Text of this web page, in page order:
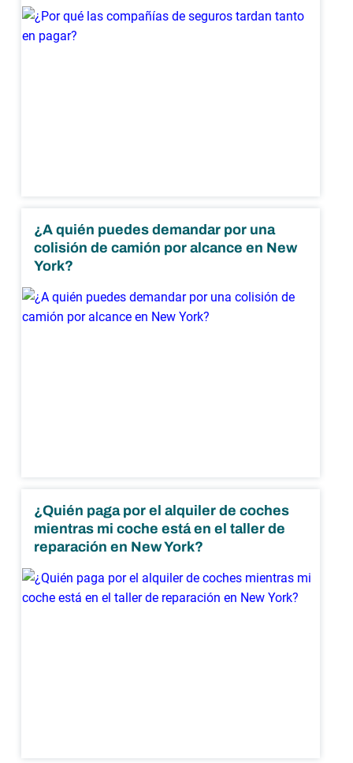
¿A quién puedes demandar por una
colisión de camión por alcance en New
York?
¿Quién paga por el alquiler de coches
mientras mi coche está en el taller de
reparación en New York?